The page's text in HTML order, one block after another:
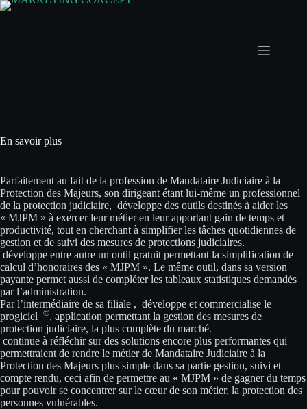
En savoir plus
Parfaitement au fait de la profession de Mandataire Judiciaire à la
Protection des Majeurs, son dirigeant étant lui-même un professionnel
de la protection judiciaire, développe des outils destinés à aider les
« MJPM » à exercer leur métier en leur apportant gain de temps et
productivité, tout en cherchant à simplifier les tâches quotidiennes de
gestion et de suivi des mesures de protections judiciaires.
développe entre autre un outil gratuit permettant la simplification de
calcul d’honoraires des « MJPM ». Le même outil, dans sa version
payante permet aussi de compléter les tableaux statistiques demandés
par l’administration.
Par l’intermédiaire de sa filiale , développe et commercialise le
progiciel
©, application permettant la gestion des mesures de
protection judiciaire, la plus complète du marché.
continue à réfléchir sur des solutions encore plus performantes qui
permettraient de rendre le métier de Mandataire Judiciaire à la
Protection des Majeurs plus simple dans sa partie gestion, suivi et
compte rendu, ceci afin de permettre au « MJPM » de gagner du temps
pour pouvoir se concentrer sur le cœur de son métier, la protection des
personnes vulnérables.